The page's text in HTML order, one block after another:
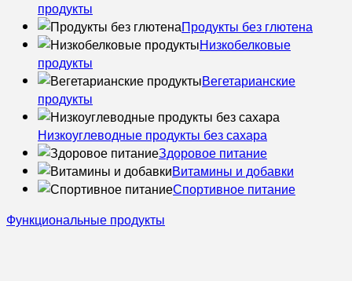
продукты
Продукты без глютена
Низкобелковые
продукты
Вегетарианские
продукты
Низкоуглеводные продукты без сахара
Здоровое питание
Витамины и добавки
Спортивное питание
Функциональные продукты